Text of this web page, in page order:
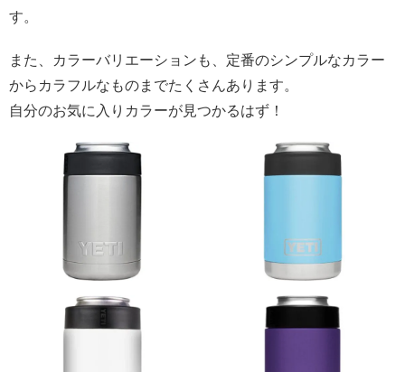
す。
また、カラーバリエーションも、定番のシンプルなカラー
からカラフルなものまでたくさんあります。
自分のお気に入りカラーが見つかるはず！